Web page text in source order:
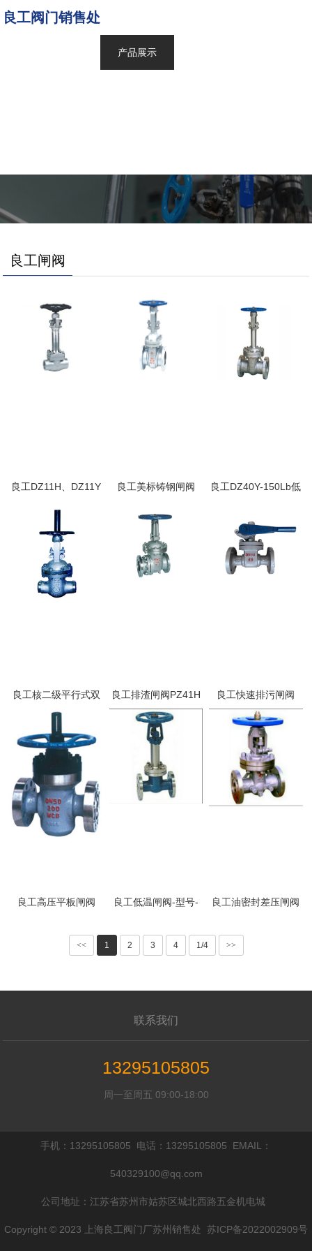
良工阀门销售处
产品展示
良工闸阀
良工DZ11H、DZ11Y
良工美标铸钢闸阀
良工DZ40Y-150Lb低
良工核二级平行式双
闸板闸阀
良工排渣闸阀PZ41H
良工快速排污闸阀
Z44H
良工高压平板闸阀
良工低温闸阀-型号-
良工油密封差压闸阀
<< 1 2 3 4 1/4 >>
联系我们
13295105805
周一至周五 09:00-18:00
手机：13295105805 电话：13295105805 EMAIL：
540329100@qq.com
公司地址：江苏省苏州市姑苏区城北西路五金机电城
Copyright © 2023 上海良工阀门厂苏州销售处 苏ICP备2022002909号